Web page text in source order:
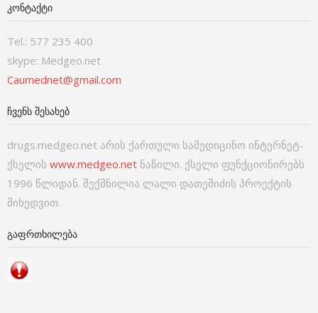
ᲙᲝᲜᲢᲐᲥᲢᲘ
Tel.: 577 235 400
skype: Medgeo.net
Caumednet@gmail.com
ᲩᲕᲔᲜᲡ ᲨᲔᲡᲐᲮᲔᲑ
drugs.medgeo.net არის ქართული სამედიცინო ინტერნეტ-
ქსელის www.medgeo.net ნაწილი. ქსელი ფუნქციონირებს
1996 წლიდან. შექმნილია ლალი დათეშიძის პროექტის
მიხედვით.
ᲒᲐᲤᲠᲗᲮᲘᲚᲔᲑᲐ